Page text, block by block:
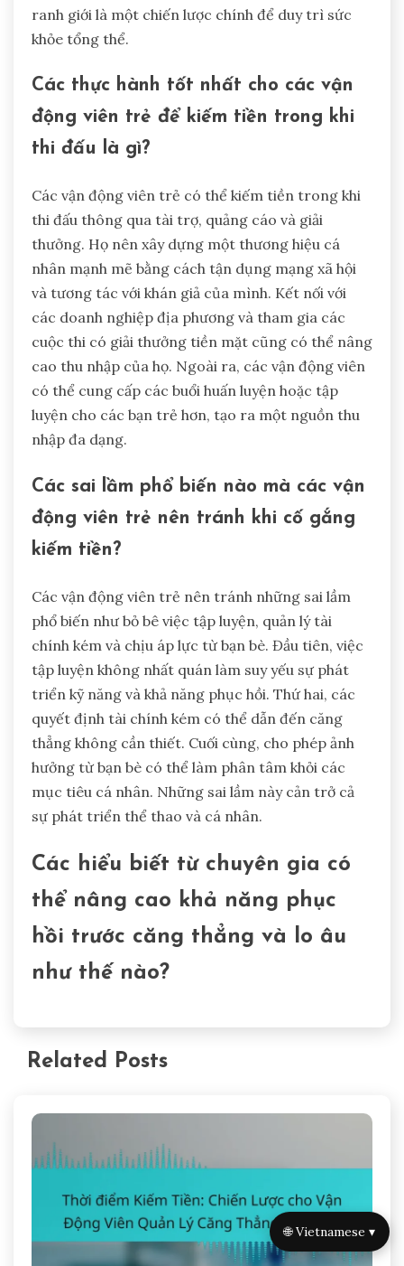
ranh giới là một chiến lược chính để duy trì sức
khỏe tổng thể.
Các thực hành tốt nhất cho các vận
động viên trẻ để kiếm tiền trong khi
thi đấu là gì?
Các vận động viên trẻ có thể kiếm tiền trong khi
thi đấu thông qua tài trợ, quảng cáo và giải
thưởng. Họ nên xây dựng một thương hiệu cá
nhân mạnh mẽ bằng cách tận dụng mạng xã hội
và tương tác với khán giả của mình. Kết nối với
các doanh nghiệp địa phương và tham gia các
cuộc thi có giải thưởng tiền mặt cũng có thể nâng
cao thu nhập của họ. Ngoài ra, các vận động viên
có thể cung cấp các buổi huấn luyện hoặc tập
luyện cho các bạn trẻ hơn, tạo ra một nguồn thu
nhập đa dạng.
Các sai lầm phổ biến nào mà các vận
động viên trẻ nên tránh khi cố gắng
kiếm tiền?
Các vận động viên trẻ nên tránh những sai lầm
phổ biến như bỏ bê việc tập luyện, quản lý tài
chính kém và chịu áp lực từ bạn bè. Đầu tiên, việc
tập luyện không nhất quán làm suy yếu sự phát
triển kỹ năng và khả năng phục hồi. Thứ hai, các
quyết định tài chính kém có thể dẫn đến căng
thẳng không cần thiết. Cuối cùng, cho phép ảnh
hưởng từ bạn bè có thể làm phân tâm khỏi các
mục tiêu cá nhân. Những sai lầm này cản trở cả
sự phát triển thể thao và cá nhân.
Các hiểu biết từ chuyên gia có
thể nâng cao khả năng phục
hồi trước căng thẳng và lo âu
như thế nào?
Related Posts
🌐 Vietnamese ▾